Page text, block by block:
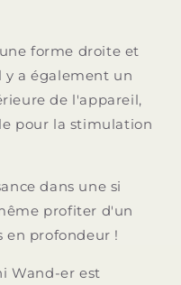
forme droite et
y a également un
de l'appareil,
pour la stimulation
dans une si
profiter d'un
en profondeur !
Wand-er est